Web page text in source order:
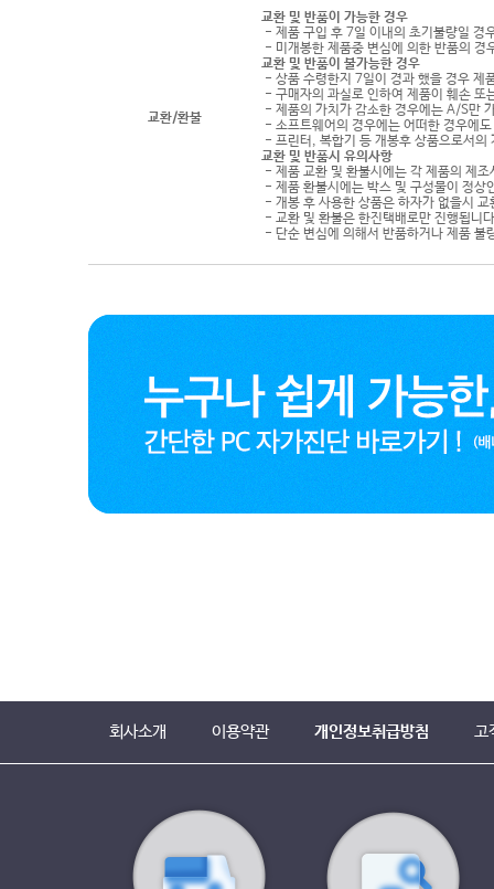
교환/환불
교환 및 반품이 가능한 경우
- 제품 구입 후 7일 이내의 초기불량일 경
- 미개봉한 제품중 변심에 의한 반품의 경
교환 및 반품이 불가능한 경우
- 상품 수령한지 7일이 경과 했을 경우 제
- 구매자의 과실로 인하여 제품이 훼손 또
- 제품의 가치가 감소한 경우에는 A/S만
- 소프트웨어의 경우에는 어떠한 경우에
- 프린터, 복합기 등 개봉후 상품으로서의
교환 및 반품시 유의사항
- 제품 교환 및 환불시에는 각 제품의 제
- 제품 환불시에는 박스 및 구성물이 정상
- 개봉 후 사용한 상품은 하자가 없을시
- 교환 및 환불은 한진택배로만 진행됩니
- 단순 변심에 의해서 반품하거나 제품
회사소개 이용약관 개인정보취급방침 고